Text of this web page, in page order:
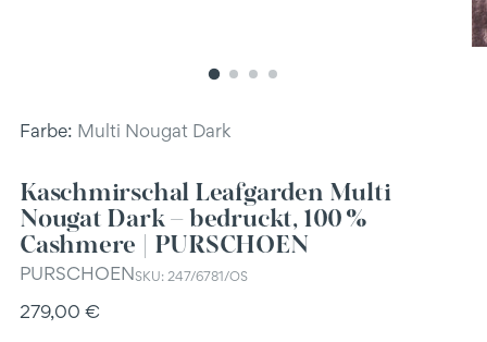
Farbe: Multi Nougat Dark
Kaschmirschal Leafgarden Multi
Nougat Dark – bedruckt, 100 %
Cashmere | PURSCHOEN
PURSCHOENSKU: 247/6781/OS
Regulärer
279,00 €